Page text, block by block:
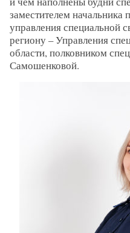
заместителем начальника
управления специальной
региону – Управления
области, полковником
Самошенковой.